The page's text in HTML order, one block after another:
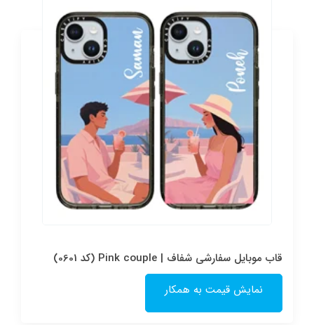
قاب موبایل سفارشی شفاف | Pink couple (کد 0601)
نمایش قیمت به همکار